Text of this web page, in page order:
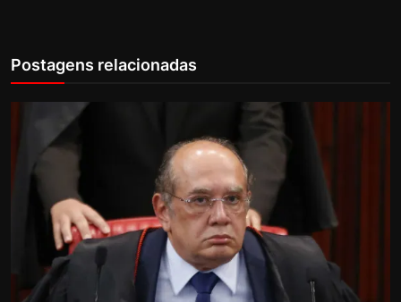
Postagens relacionadas